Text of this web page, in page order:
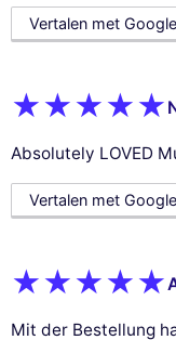
Vertalen met Google
Absolutely LOVED
Vertalen met Google
Mit der Bestellung